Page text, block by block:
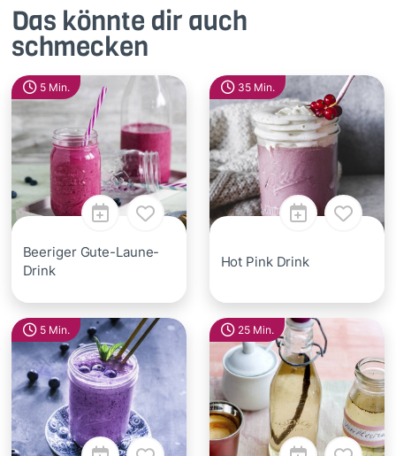
Das könnte dir auch
schmecken
5 Min.
Beeriger Gute-Laune-
Drink
35 Min.
Hot Pink Drink
5 Min. 25 Min.